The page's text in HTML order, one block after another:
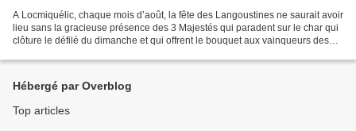
A Locmiquélic, chaque mois d’août, la fête des Langoustines ne saurait avoir
lieu sans la gracieuse présence des 3 Majestés qui paradent sur le char qui
clôture le défilé du dimanche et qui offrent le bouquet aux vainqueurs des
Hébergé par Overblog
Top articles